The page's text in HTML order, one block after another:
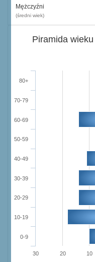
Mężczyźni
(średni wiek)
Piramida
0-9
10-19
20-29
30-39
40-49
50-59
60-69
70-79
80+
30 20 10